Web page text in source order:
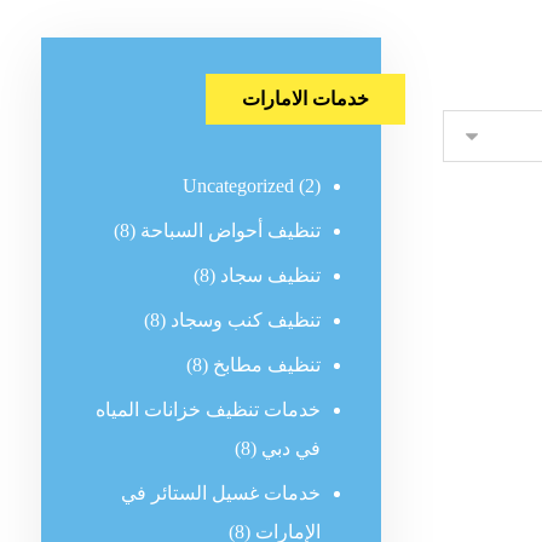
خدمات الامارات
Uncategorized (2)
تنظيف أحواض السباحة (8)
تنظيف سجاد (8)
تنظيف كنب وسجاد (8)
تنظيف مطابخ (8)
خدمات تنظيف خزانات المياه
في دبي (8)
خدمات غسيل الستائر في
الإمارات (8)